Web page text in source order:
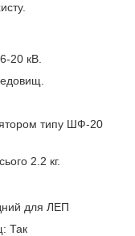
20 кВ.
типу ШФ-20
2.2 кг.
для ЛЕП
Так